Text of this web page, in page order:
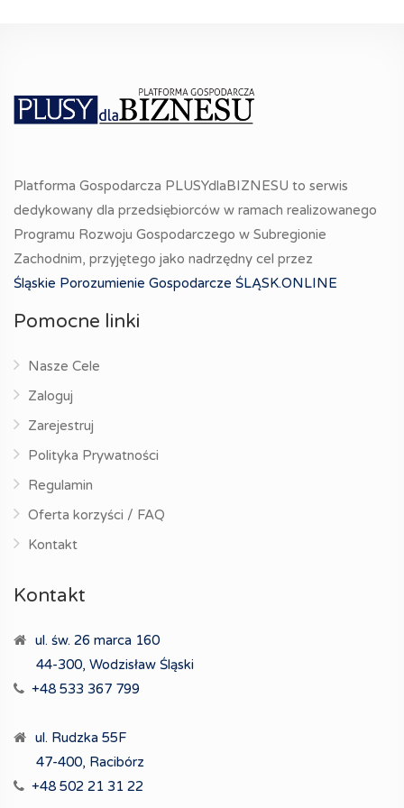
Platforma Gospodarcza PLUSYdlaBIZNESU to serwis
dedykowany dla przedsiębiorców w ramach realizowanego
Programu Rozwoju Gospodarczego w Subregionie
Zachodnim, przyjętego jako nadrzędny cel przez
Śląskie Porozumienie Gospodarcze ŚLĄSK.ONLINE
Pomocne linki
Nasze Cele
Zaloguj
Zarejestruj
Polityka Prywatności
Regulamin
Oferta korzyści / FAQ
Kontakt
Kontakt
ul. św. 26 marca 160
44-300, Wodzisław Śląski
+48 533 367 799
ul. Rudzka 55F
47-400, Racibórz
+48 502 21 31 22